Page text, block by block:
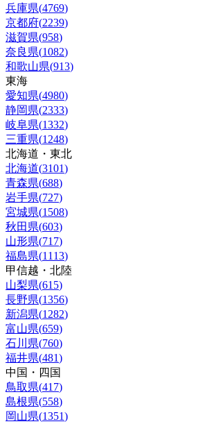
兵庫県(4769)
京都府(2239)
滋賀県(958)
奈良県(1082)
和歌山県(913)
東海
愛知県(4980)
静岡県(2333)
岐阜県(1332)
三重県(1248)
北海道・東北
北海道(3101)
青森県(688)
岩手県(727)
宮城県(1508)
秋田県(603)
山形県(717)
福島県(1113)
甲信越・北陸
山梨県(615)
長野県(1356)
新潟県(1282)
富山県(659)
石川県(760)
福井県(481)
中国・四国
鳥取県(417)
島根県(558)
岡山県(1351)